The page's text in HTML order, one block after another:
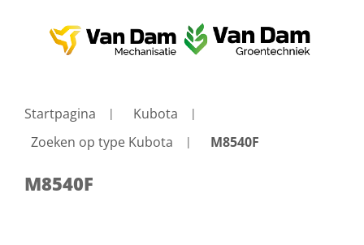
Startpagina
Kubota
Zoeken op type Kubota
M8540F
M8540F